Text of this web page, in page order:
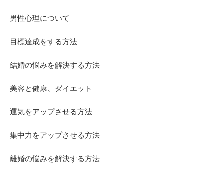
男性心理について
目標達成をする方法
結婚の悩みを解決する方法
美容と健康、ダイエット
運気をアップさせる方法
集中力をアップさせる方法
離婚の悩みを解決する方法